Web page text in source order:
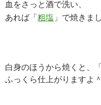
血をさっと酒で洗い、
あれば「 粗塩 」で焼きま
白身のほうから焼くと、
ふっくら仕上がりますよ